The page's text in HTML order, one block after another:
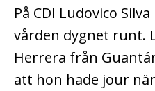
På CDI Ludovico
vården dygnet runt.
Herrera från
att hon hade jour